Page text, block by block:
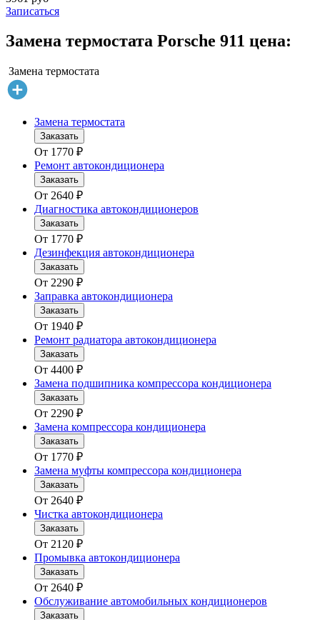
Записаться
Замена термостата Porsche 911 цена:
Замена термостата
Замена термостата
Заказать
От 1770 ₽
Ремонт автокондиционера
Заказать
От 2640 ₽
Диагностика автокондиционеров
Заказать
От 1770 ₽
Дезинфекция автокондиционера
Заказать
От 2290 ₽
Заправка автокондиционера
Заказать
От 1940 ₽
Ремонт радиатора автокондиционера
Заказать
От 4400 ₽
Замена подшипника компрессора кондиционера
Заказать
От 2290 ₽
Замена компрессора кондиционера
Заказать
От 1770 ₽
Замена муфты компрессора кондиционера
Заказать
От 2640 ₽
Чистка автокондиционера
Заказать
От 2120 ₽
Промывка автокондиционера
Заказать
От 2640 ₽
Обслуживание автомобильных кондиционеров
Заказать